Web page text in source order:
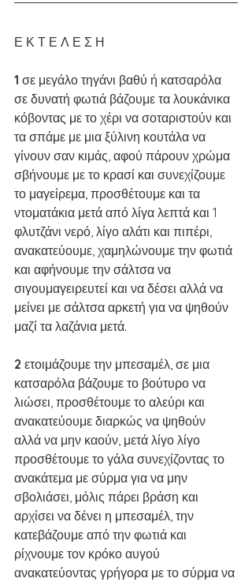
Ε Κ Τ Ε Λ Ε Σ Η
1 σε μεγάλο τηγάνι βαθύ ή κατσαρόλα
σε δυνατή φωτιά βάζουμε τα λουκάνικα
κόβοντας με το χέρι να σοταριστούν και
τα σπάμε με μια ξύλινη κουτάλα να
γίνουν σαν κιμάς, αφού πάρουν χρώμα
σβήνουμε με το κρασί και συνεχίζουμε
το μαγείρεμα, προσθέτουμε και τα
ντοματάκια μετά από λίγα λεπτά και 1
φλυτζάνι νερό, λίγο αλάτι και πιπέρι,
ανακατεύουμε, χαμηλώνουμε την φωτιά
και αφήνουμε την σάλτσα να
σιγουμαγειρευτεί και να δέσει αλλά να
μείνει με σάλτσα αρκετή για να ψηθούν
μαζί τα λαζάνια μετά.
2 ετοιμάζουμε την μπεσαμέλ, σε μια
κατσαρόλα βάζουμε το βούτυρο να
λιώσει, προσθέτουμε το αλεύρι και
ανακατεύουμε διαρκώς να ψηθούν
αλλά να μην καούν, μετά λίγο λίγο
προσθέτουμε το γάλα συνεχίζοντας το
ανακάτεμα με σύρμα για να μην
σβολιάσει, μόλις πάρει βράση και
αρχίσει να δένει η μπεσαμέλ, την
κατεβάζουμε από την φωτιά και
ρίχνουμε τον κρόκο αυγού
ανακατεύοντας γρήγορα με το σύρμα να